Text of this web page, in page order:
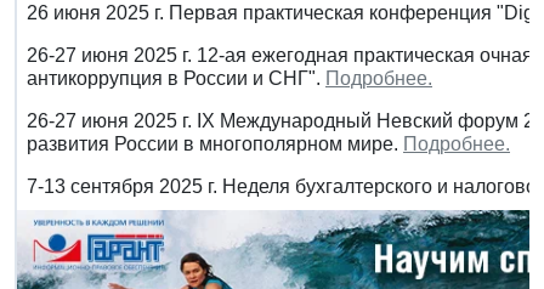
26 июня 2025 г. Первая практическая конференция
26-27 июня 2025 г. 12-ая ежегодная практическая
антикоррупция в России и СНГ". Подробнее.
26-27 июня 2025 г. IX Международный Невский форум
развития России в многополярном мире. Подробнее.
7-13 сентября 2025 г. Неделя бухгалтерского и